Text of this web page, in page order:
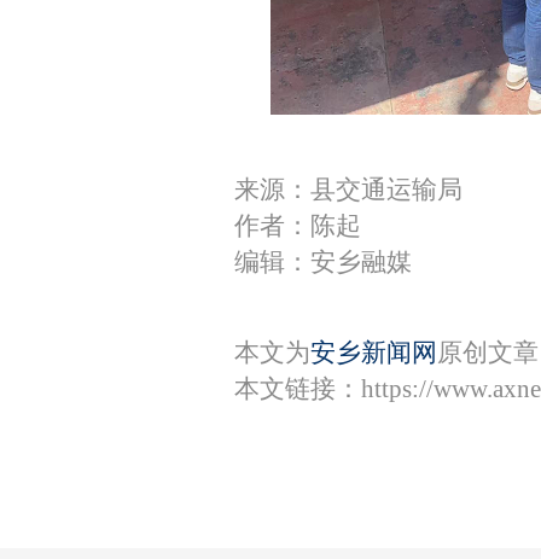
来源：县交通运输局
作者：陈起
编辑：安乡融媒
本文为安乡新闻网 原创文
本文链接： https://